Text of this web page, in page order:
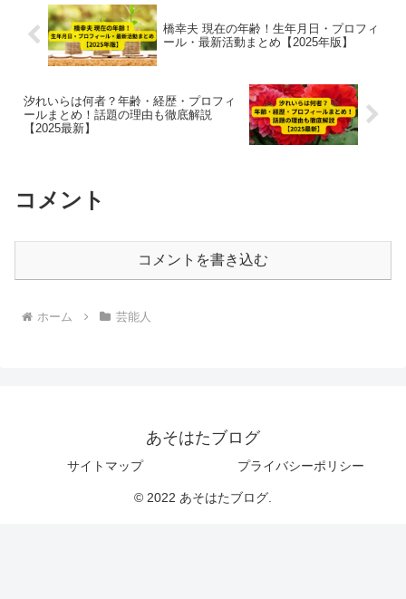
橋幸夫 現在の年齢！生年月日・プロフィ
ール・最新活動まとめ【2025年版】
汐れいらは何者？年齢・経歴・プロフィ
ールまとめ！話題の理由も徹底解説
【2025最新】
コメント
コメントを書き込む
ホーム 芸能人
あそはたブログ
サイトマップ プライバシーポリシー
© 2022 あそはたブログ.